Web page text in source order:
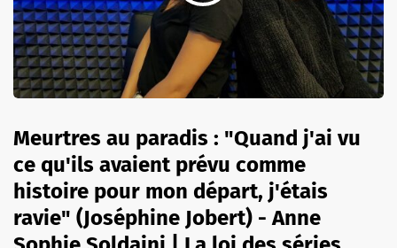
Meurtres au paradis : "Quand j'ai vu
ce qu'ils avaient prévu comme
histoire pour mon départ, j'étais
ravie" (Joséphine Jobert) - Anne